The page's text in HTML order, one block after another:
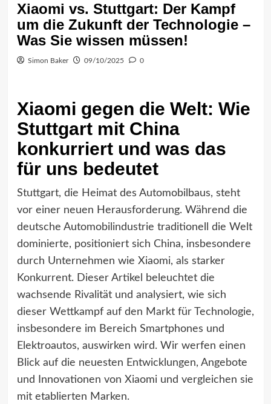
Xiaomi vs. Stuttgart: Der Kampf
um die Zukunft der Technologie –
Was Sie wissen müssen!
Simon Baker 09/10/2025 0
Xiaomi gegen die Welt: Wie
Stuttgart mit China
konkurriert und was das
für uns bedeutet
Stuttgart, die Heimat des Automobilbaus, steht
vor einer neuen Herausforderung. Während die
deutsche Automobilindustrie traditionell die Welt
dominierte, positioniert sich China, insbesondere
durch Unternehmen wie Xiaomi, als starker
Konkurrent. Dieser Artikel beleuchtet die
wachsende Rivalität und analysiert, wie sich
dieser Wettkampf auf den Markt für Technologie,
insbesondere im Bereich Smartphones und
Elektroautos, auswirken wird. Wir werfen einen
Blick auf die neuesten Entwicklungen, Angebote
und Innovationen von Xiaomi und vergleichen sie
mit etablierten Marken.